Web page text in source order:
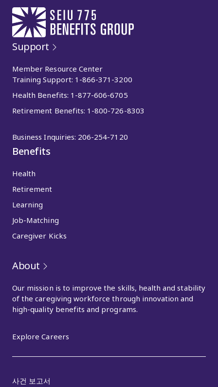
Support
Member Resource Center
Training Support: 1-866-371-3200
Health Benefits: 1-877-606-6705
Retirement Benefits: 1-800-726-8303
Business Inquiries: 206-254-7120
Benefits
Health
Retirement
Learning
Job-Matching
Caregiver Kicks
About
Our mission is to improve the skills, health and stability
of the caregiving workforce through innovation and
high-quality benefits and programs.
Explore Careers
사건 보고서